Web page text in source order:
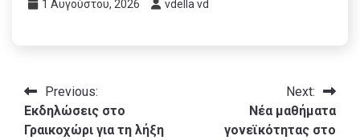
1 Αυγούστου, 2026 vdella vd
Πλοήγηση
άρθρων
Previous:
Εκδηλώσεις στο
Γραικοχώρι για τη λήξη
Next:
Νέα μαθήματα
γονεϊκότητας στο